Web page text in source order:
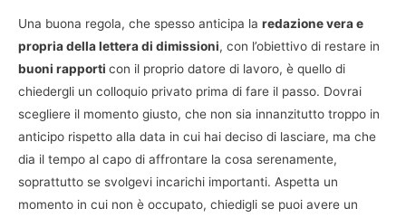
Una buona regola, che spesso anticipa la redazione vera e
propria della lettera di dimissioni, con l’obiettivo di restare in
buoni rapporti con il proprio datore di lavoro, è quello di
chiedergli un colloquio privato prima di fare il passo. Dovrai
scegliere il momento giusto, che non sia innanzitutto troppo in
anticipo rispetto alla data in cui hai deciso di lasciare, ma che
dia il tempo al capo di affrontare la cosa serenamente,
soprattutto se svolgevi incarichi importanti. Aspetta un
momento in cui non è occupato, chiedigli se puoi avere un